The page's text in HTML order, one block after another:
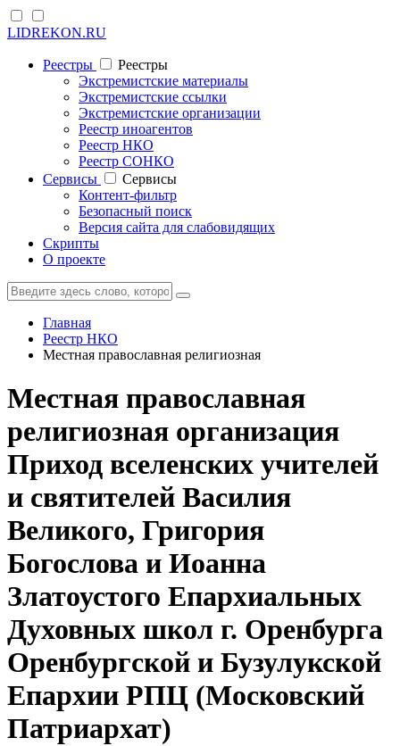
LIDREKON.RU
Реестры
Реестры
Экстремистские материалы
Экстремистские ссылки
Экстремистские организации
Реестр иноагентов
Реестр НКО
Реестр СОНКО
Cервисы
Cервисы
Контент-фильтр
Безопасный поиск
Версия сайта для слабовидящих
Скрипты
О проекте
Главная
Реестр НКО
Местная православная религиозная
Местная православная
религиозная организация
Приход вселенских учителей
и святителей Василия
Великого, Григория
Богослова и Иоанна
Златоустого Епархиальных
Духовных школ г. Оренбурга
Оренбургской и Бузулукской
Епархии РПЦ (Московский
Патриархат)